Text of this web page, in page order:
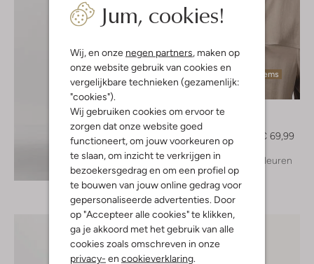
Jum, cookies!
Wij, en onze negen partners , maken op
onze website gebruik van cookies en
vergelijkbare technieken (gezamenlijk:
"cookies").
Wij gebruiken cookies om ervoor te
zorgen dat onze website goed
functioneert, om jouw voorkeuren op
te slaan, om inzicht te verkrijgen in
bezoekersgedrag en om een profiel op
te bouwen van jouw online gedrag voor
gepersonaliseerde advertenties. Door
op "Accepteer alle cookies" te klikken,
ga je akkoord met het gebruik van alle
cookies zoals omschreven in onze
privacy- en cookieverklaring
Ontdek de look
Laatste items
-30%
Drykorn
€ 69,99
+ meer kleuren